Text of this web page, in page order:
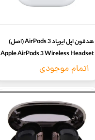
هدفون اپل ایرپاد 3 AirPods (اصل)
Apple AirPods 3 Wireless Headset
اتمام موجودی